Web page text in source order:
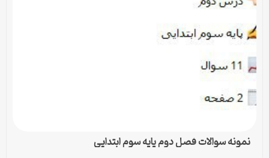
نمونه سوالات فصل دوم پایه سوم ابتدایی